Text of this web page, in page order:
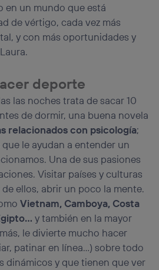
en un mundo que está
de vértigo, cada vez más
y con más oportunidades y
deporte
las noches trata de sacar 10
de dormir, una buena novela
relacionados con psicología;
le ayudan a entender un
Una de sus pasiones
Visitar países y culturas
ellos, abrir un poco la mente.
Vietnam, Camboya, Costa
y también en la mayor
le divierte mucho hacer
patinar en línea…) sobre todo
dinámicos y que tienen que ver